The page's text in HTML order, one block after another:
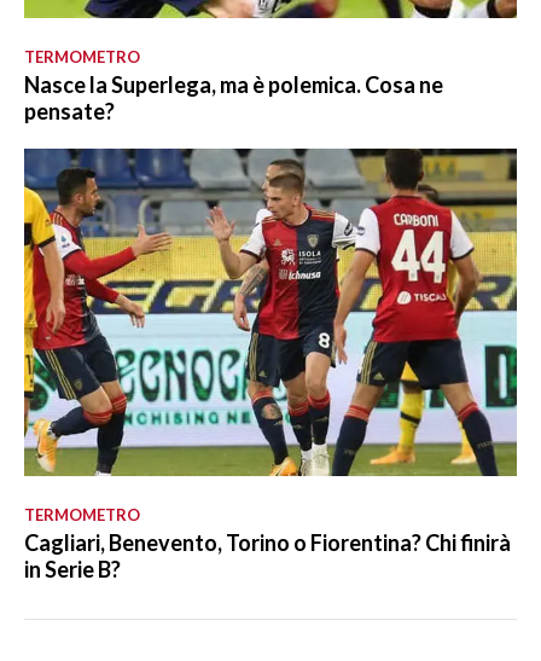
TERMOMETRO
Nasce la Superlega, ma è polemica. Cosa ne
pensate?
TERMOMETRO
Cagliari, Benevento, Torino o Fiorentina? Chi finirà
in Serie B?